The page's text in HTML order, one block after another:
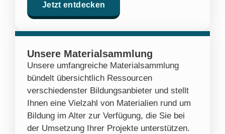
Jetzt entdecken
Unsere Materialsammlung
Unsere umfangreiche Materialsammlung
bündelt übersichtlich Ressourcen
verschiedenster Bildungsanbieter und stellt
Ihnen eine Vielzahl von Materialien rund um
Bildung im Alter zur Verfügung, die Sie bei
der Umsetzung Ihrer Projekte unterstützen.